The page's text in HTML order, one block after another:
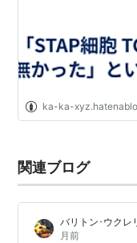
ka-ka-
関連ブログ
バリトン･ウクレ
月前